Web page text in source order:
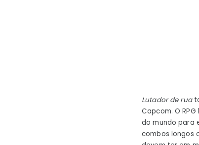
Lutador de rua
Capcom. O
do mundo para
combos longos